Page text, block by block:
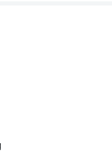
Sole durch Ihren